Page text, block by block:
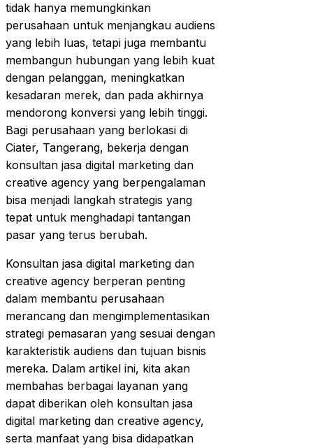
tidak hanya memungkinkan
perusahaan untuk menjangkau audiens
yang lebih luas, tetapi juga membantu
membangun hubungan yang lebih kuat
dengan pelanggan, meningkatkan
kesadaran merek, dan pada akhirnya
mendorong konversi yang lebih tinggi.
Bagi perusahaan yang berlokasi di
Ciater, Tangerang, bekerja dengan
konsultan jasa digital marketing dan
creative agency yang berpengalaman
bisa menjadi langkah strategis yang
tepat untuk menghadapi tantangan
pasar yang terus berubah.
Konsultan jasa digital marketing dan
creative agency berperan penting
dalam membantu perusahaan
merancang dan mengimplementasikan
strategi pemasaran yang sesuai dengan
karakteristik audiens dan tujuan bisnis
mereka. Dalam artikel ini, kita akan
membahas berbagai layanan yang
dapat diberikan oleh konsultan jasa
digital marketing dan creative agency,
serta manfaat yang bisa didapatkan